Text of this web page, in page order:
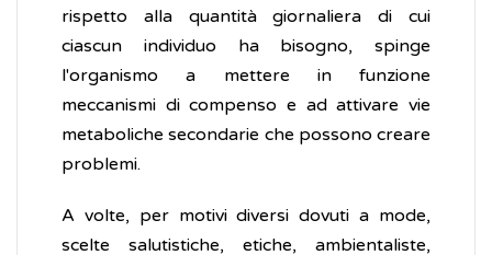
rispetto alla quantità giornaliera di cui
ciascun individuo ha bisogno, spinge
l'organismo a mettere in funzione
meccanismi di compenso e ad attivare vie
metaboliche secondarie che possono creare
problemi.
A volte, per motivi diversi dovuti a mode,
scelte salutistiche, etiche, ambientaliste,